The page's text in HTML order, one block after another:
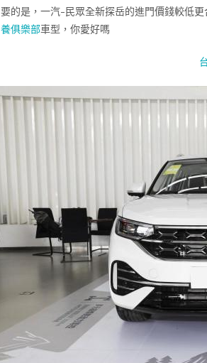
要的是，一汽-民眾全新探岳的進門價錢較低
養俱樂部車型，你愛好嗎